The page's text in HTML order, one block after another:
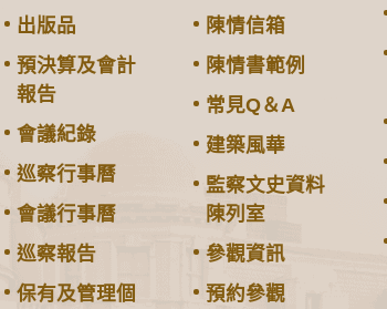
出版品
預決算及會計
報告
會議紀錄
巡察行事曆
會議行事曆
巡察報告
保有及管理個
陳情信箱
陳情書範例
常見Q＆A
建築風華
監察文史資料
陳列室
參觀資訊
預約參觀